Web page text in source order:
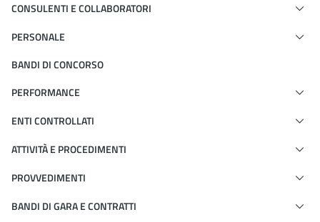
CONSULENTI E COLLABORATORI
PERSONALE
BANDI DI CONCORSO
PERFORMANCE
ENTI CONTROLLATI
ATTIVITÀ E PROCEDIMENTI
PROVVEDIMENTI
BANDI DI GARA E CONTRATTI